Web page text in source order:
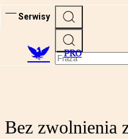
Serwisy
PRO
Bez zwolnienia